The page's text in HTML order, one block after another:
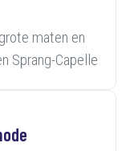
maten en
Sprang-Capelle